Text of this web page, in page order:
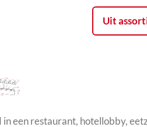
Uit
in een restaurant, hotellobby,